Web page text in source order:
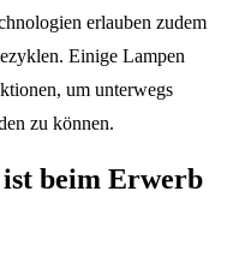
erlauben zudem
Einige Lampen
um unterwegs
zu können.
beim Erwerb